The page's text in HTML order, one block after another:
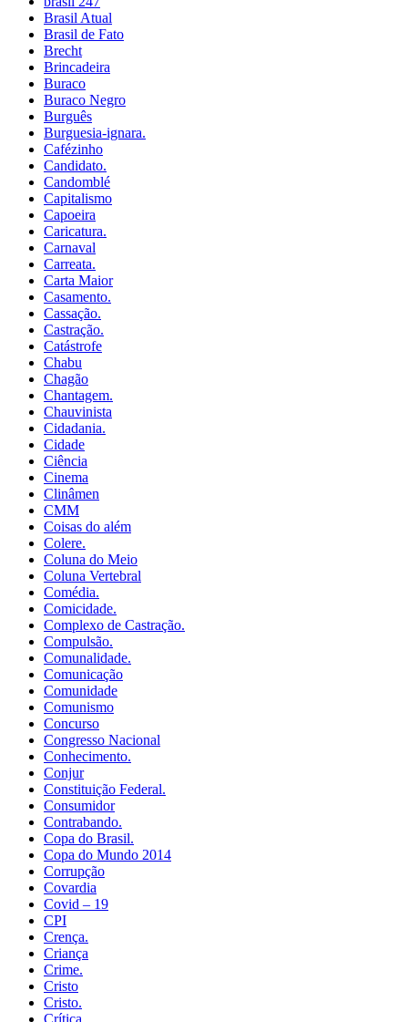
Brasil Atual
Brasil de Fato
Brecht
Brincadeira
Buraco
Buraco Negro
Burguês
Burguesia-ignara.
Cafézinho
Candidato.
Candomblé
Capitalismo
Capoeira
Caricatura.
Carnaval
Carreata.
Carta Maior
Casamento.
Cassação.
Castração.
Catástrofe
Chabu
Chagão
Chantagem.
Chauvinista
Cidadania.
Cidade
Ciência
Cinema
Clinâmen
CMM
Coisas do além
Colere.
Coluna do Meio
Coluna Vertebral
Comédia.
Comicidade.
Complexo de Castração.
Compulsão.
Comunalidade.
Comunicação
Comunidade
Comunismo
Concurso
Congresso Nacional
Conhecimento.
Conjur
Constituição Federal.
Consumidor
Contrabando.
Copa do Brasil.
Copa do Mundo 2014
Corrupção
Covardia
Covid – 19
CPI
Crença.
Criança
Crime.
Cristo
Cristo.
Crítica